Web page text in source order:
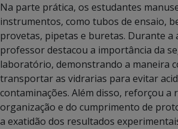
Na parte prática, os estudantes
instrumentos, como tubos de ensaio,
provetas, pipetas e buretas. Durante a
professor destacou a importância da
laboratório, demonstrando a maneira
transportar as vidrarias para evitar
contaminações. Além disso, reforçou a
organização e do cumprimento de
a exatidão dos resultados